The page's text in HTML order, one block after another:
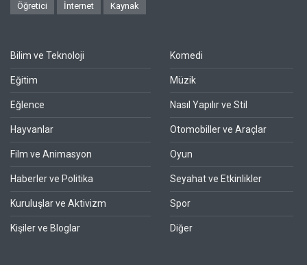
Öğretici
İnternet Kaynak
Bilim ve Teknoloji
Eğitim
Eğlence
Hayvanlar
Film ve Animasyon
Haberler ve Politika
Kuruluşlar ve Aktivizm
Kişiler ve Bloglar
Komedi
Müzik
Nasıl Yapılır ve Stil
Otomobiller ve Araçlar
Oyun
Seyahat ve Etkinlikler
Spor
Diğer